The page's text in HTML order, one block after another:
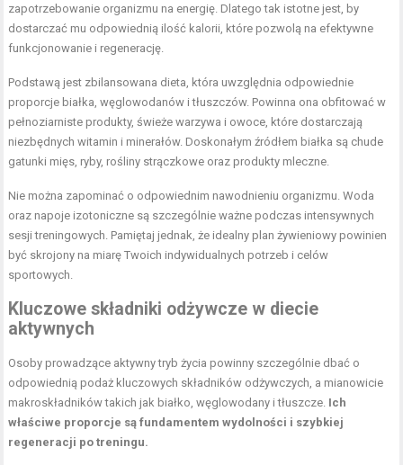
zapotrzebowanie organizmu na energię. Dlatego tak istotne jest, by
dostarczać mu odpowiednią ilość kalorii, które pozwolą na efektywne
funkcjonowanie i regenerację.
Podstawą jest zbilansowana dieta, która uwzględnia odpowiednie
proporcje białka, węglowodanów i tłuszczów. Powinna ona obfitować w
pełnoziarniste produkty, świeże warzywa i owoce, które dostarczają
niezbędnych witamin i minerałów. Doskonałym źródłem białka są chude
gatunki mięs, ryby, rośliny strączkowe oraz produkty mleczne.
Nie można zapominać o odpowiednim nawodnieniu organizmu. Woda
oraz napoje izotoniczne są szczególnie ważne podczas intensywnych
sesji treningowych. Pamiętaj jednak, że idealny plan żywieniowy powinien
być skrojony na miarę Twoich indywidualnych potrzeb i celów
sportowych.
Kluczoweskładniki odżywcze w diecie
aktywnych
Osoby prowadzące aktywny tryb życia powinny szczególnie dbać o
odpowiednią podaż kluczowych składników odżywczych, a mianowicie
makroskładników takich jak białko, węglowodany i tłuszcze. Ich
właściwe proporcje są fundamentem wydolności i szybkiej
regeneracji po treningu.